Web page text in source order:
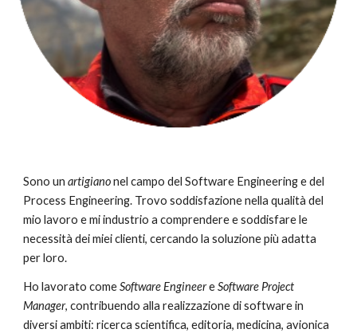
Sono unartigianonel campo del Software Engineering e del
Process Engineering. Trovo soddisfazione nella qualità del
mio lavoro e mi industrio a comprendere e soddisfare le
necessità dei miei clienti, cercando la soluzione più adatta
per loro.
Ho lavorato comeSoftware EngineereSoftware Project
Manager, contribuendo alla realizzazione di software in
diversi ambiti: ricerca scientifica, editoria, medicina, avionica